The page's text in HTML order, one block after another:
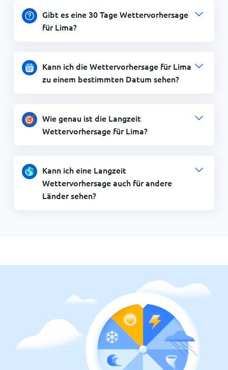
Gibt es eine 30 Tage Wettervorhersage
für Lima?
Kann ich die Wettervorhersage für Lima
zu einem bestimmten Datum sehen?
Wie genau ist die Langzeit
Wettervorhersage für Lima?
Kann ich eine Langzeit
Wettervorhersage auch für andere
Länder sehen?